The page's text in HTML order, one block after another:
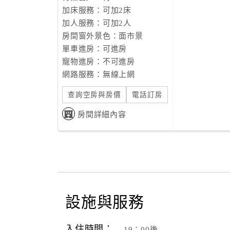
加床服務：可加2床
加人服務：可加2人
房間窗外景色：面市景
單車進房：可進房
寵物進房：不可進房
網路服務：無線上網
查詢空房與房價 電話訂房
房間詳細內容
設施與服務